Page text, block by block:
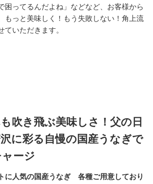
困ってるんだよね」などなど、お客様から
もっと美味しく！もう失敗しない！角上流
いただきます。
吹き飛ぶ美味しさ！父の日
に彩る自慢の国産うなぎで
ージ
に人気の国産うなぎ 各種ご用意しており